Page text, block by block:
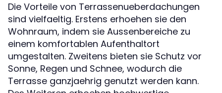
Die Vorteile von Terrassenueberdachungen
sind vielfaeltig. Erstens erhoehen sie den
Wohnraum, indem sie Aussenbereiche zu
einem komfortablen Aufenthaltort
umgestalten. Zweitens bieten sie Schutz vor
Sonne, Regen und Schnee, wodurch die
Terrasse ganzjaehrig genutzt werden kann.